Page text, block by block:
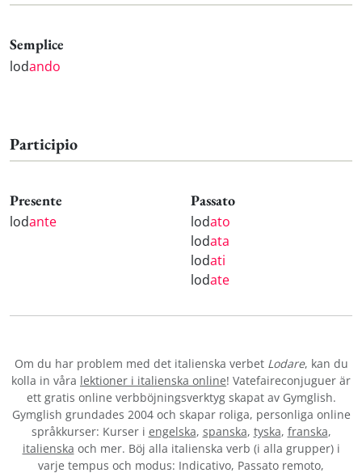
Semplice
lodando
Participio
Presente
lodante
Passato
lodato
lodata
lodati
lodate
Om du har problem med det italienska verbet Lodare, kan du
kolla in våra lektioner i italienska online! Vatefaireconjuguer är
ett gratis online verbböjningsverktyg skapat av Gymglish.
Gymglish grundades 2004 och skapar roliga, personliga online
språkkurser: Kurser i engelska, spanska, tyska, franska,
italienska och mer. Böj alla italienska verb (i alla grupper) i
varje tempus och modus: Indicativo, Passato remoto,